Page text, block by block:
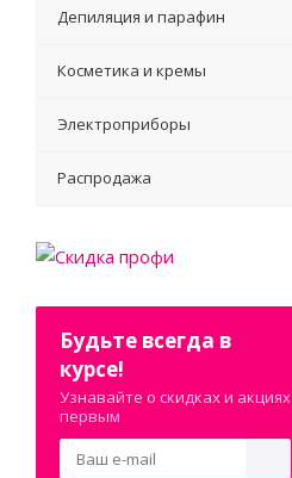
Депиляция и парафин
Косметика и кремы
Электроприборы
Распродажа
Будьте всегда в
курсе!
Узнавайте о скидках и акциях
первым